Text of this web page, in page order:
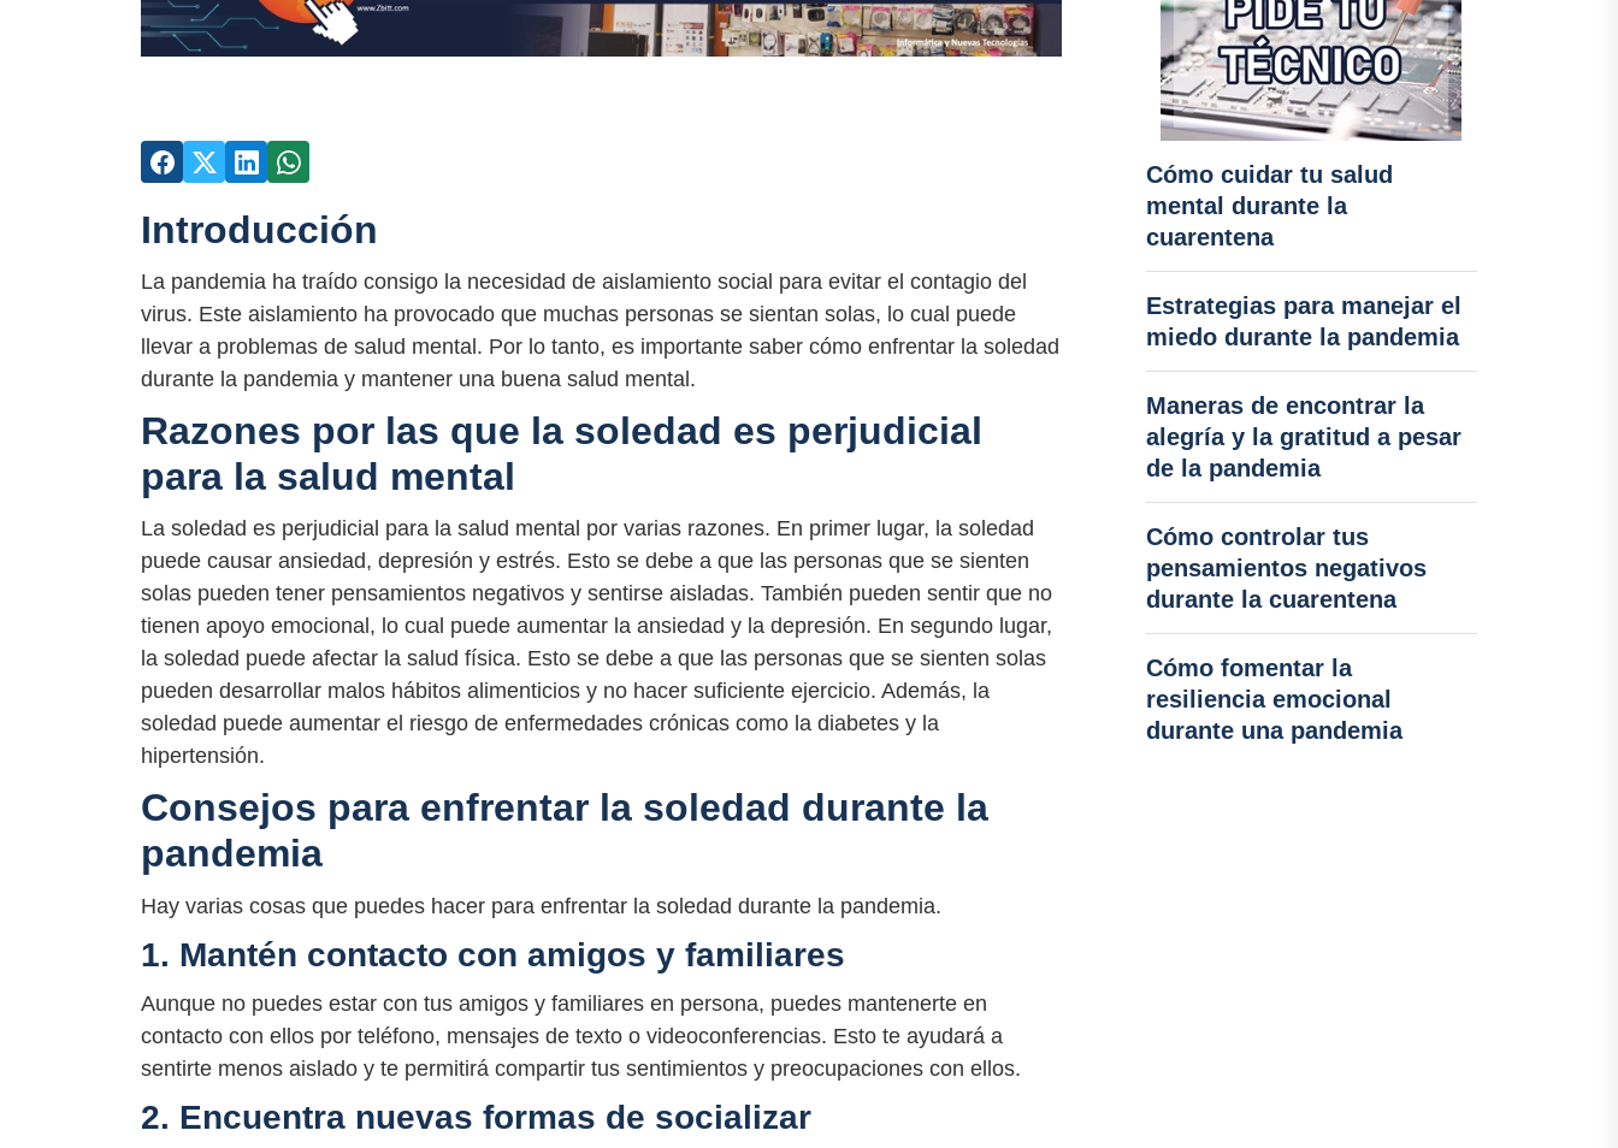
Introducción
La pandemia ha traído consigo la necesidad de aislamiento social para evitar el contagio del
virus. Este aislamiento ha provocado que muchas personas se sientan solas, lo cual puede
llevar a problemas de salud mental. Por lo tanto, es importante saber cómo enfrentar la soledad
durante la pandemia y mantener una buena salud mental.
Razones por las que la soledad es perjudicial
para la salud mental
La soledad es perjudicial para la salud mental por varias razones. En primer lugar, la soledad
puede causar ansiedad, depresión y estrés. Esto se debe a que las personas que se sienten
solas pueden tener pensamientos negativos y sentirse aisladas. También pueden sentir que no
tienen apoyo emocional, lo cual puede aumentar la ansiedad y la depresión. En segundo lugar,
la soledad puede afectar la salud física. Esto se debe a que las personas que se sienten solas
pueden desarrollar malos hábitos alimenticios y no hacer suficiente ejercicio. Además, la
soledad puede aumentar el riesgo de enfermedades crónicas como la diabetes y la
hipertensión.
Consejos para enfrentar la soledad durante la
pandemia
Hay varias cosas que puedes hacer para enfrentar la soledad durante la pandemia.
1. Mantén contacto con amigos y familiares
Aunque no puedes estar con tus amigos y familiares en persona, puedes mantenerte en
contacto con ellos por teléfono, mensajes de texto o videoconferencias. Esto te ayudará a
sentirte menos aislado y te permitirá compartir tus sentimientos y preocupaciones con ellos.
2. Encuentra nuevas formas de socializar
Cómo cuidar tu salud
mental durante la
cuarentena
Estrategias para manejar el
miedo durante la pandemia
Maneras de encontrar la
alegría y la gratitud a pesar
de la pandemia
Cómo controlar tus
pensamientos negativos
durante la cuarentena
Cómo fomentar la
resiliencia emocional
durante una pandemia